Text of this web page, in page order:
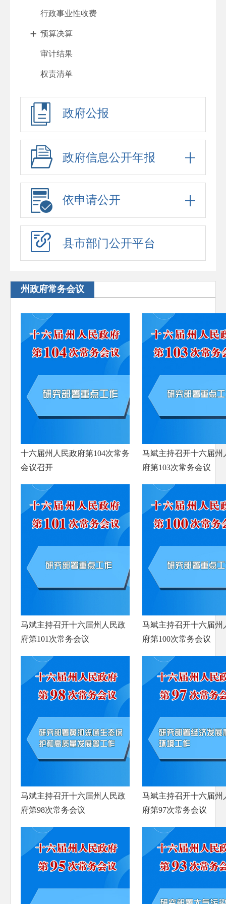
行政事业性收费
预算决算
审计结果
权责清单
处罚强制
重大项目
政府采购
重大民生信息
招考录用
应急预案
应急演练
法治政府建设年度报告
住房公积金年度报告
政府公报
回应关切
新闻发布会
在线访谈
“六稳”“六保”
防范化解重大风险
政协委员提案办理
生态环境
政府公报
政府信息公开年报
依申请公开
县市部门公开平台
州政府常务会议
十六届州人民政府第104次常务
会议召开
马斌主持召开十六届州
府第103次常务会议
马斌主持召开十六届州人民政
府第101次常务会议
马斌主持召开十六届州
府第100次常务会议
马斌主持召开十六届州人民政
府第98次常务会议
马斌主持召开十六届州
府第97次常务会议